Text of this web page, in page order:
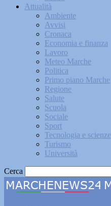
Attualità
Ambiente
Avvisi
Cronaca
Economia e finanza
Lavoro
Meteo Marche
Politica
Primo piano Marche
Regione
Salute
Scuola
Sociale
Sport
Tecnologia e scienze
Turismo
Università
Cerca